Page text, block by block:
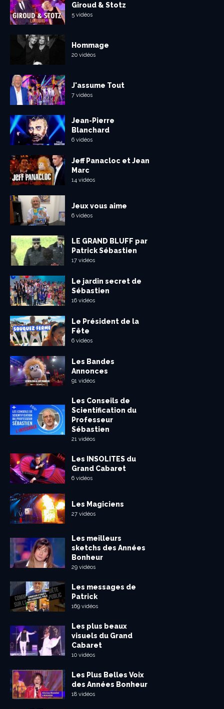
Giroud & Stotz
5 vidéos
Hommage
20 vidéos
J'assume Tout
7 vidéos
Jean-Pierre
Blanchard
6 vidéos
Jeff Panacloc et Jean
Marc
14 vidéos
Jeux vous aime
6 vidéos
LE GRAND BLUFF par
Patrick Sébastien
17 vidéos
Le jardin secret de
Sébastien
16 vidéos
Le Président de la
Fête
6 vidéos
Les Bandes
Annonces
91 vidéos
Les Conseils de
Scientification du
Professeur
Sébastien
21 vidéos
Les INSOLITES du
Grand Cabaret
6 vidéos
Les Magiciens
27 vidéos
Les meilleurs
sketchs des Années
Bonheur
29 vidéos
Les messages de
Patrick
169 vidéos
Les plus beaux
visuels du Grand
Cabaret
10 vidéos
Les Plus Belles Voix
des Années Bonheur
18 vidéos